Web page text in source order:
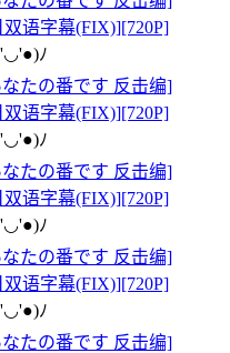
语字幕(FIX)][720P]
ﾉ
たの番です 反击编]
语字幕(FIX)][720P]
ﾉ
たの番です 反击编]
语字幕(FIX)][720P]
ﾉ
たの番です 反击编]
语字幕(FIX)][720P]
ﾉ
たの番です 反击编]